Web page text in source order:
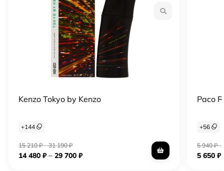
Kenzo Tokyo by Kenzo
+144
15 210₽–31 190₽
14 480₽–29 700₽
Paco
+56
5 940₽–
5 650₽